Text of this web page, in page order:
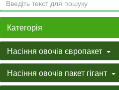
Категорія
Насіння овочів європакет
Насіння овочів пакет гігант